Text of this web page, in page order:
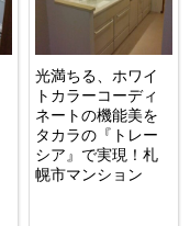
光満ちる、ホワイ
トカラーコーディ
ネートの機能美を
タカラの『トレー
シア』で実現！札
幌市マンション